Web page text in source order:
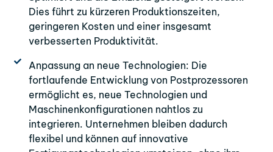
Dies führt zu kürzeren Produktionszeiten,
geringeren Kosten und einer insgesamt
verbesserten Produktivität.
Anpassung an neue Technologien: Die
fortlaufende Entwicklung von Postprozessoren
ermöglicht es, neue Technologien und
Maschinenkonfigurationen nahtlos zu
integrieren. Unternehmen bleiben dadurch
flexibel und können auf innovative